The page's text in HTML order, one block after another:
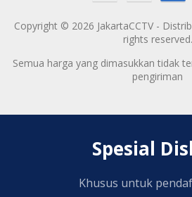
Copyright © 2026 JakartaCCTV -
rights reserved.
Semua harga yang dimasukkan tidak
pengiriman
Spesial
Khusus untuk